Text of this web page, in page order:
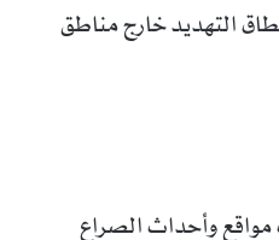
التهديد خارج مناطق
مواقع وأحداث الصراع